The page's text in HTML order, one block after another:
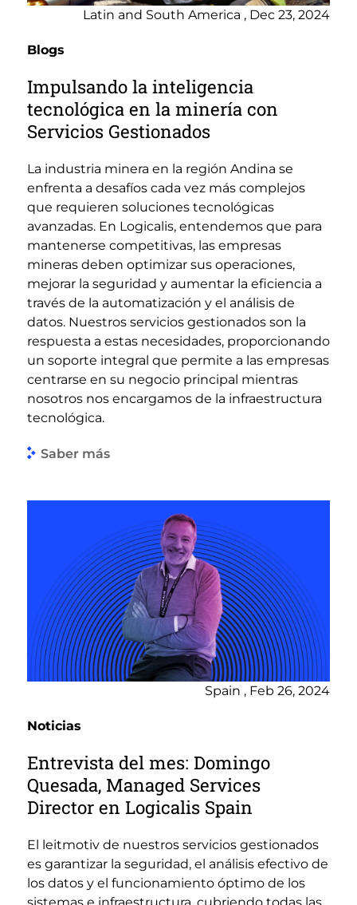
Latin and South America , Dec 23, 2024
Blogs
Impulsando la inteligencia
tecnológica en la minería con
Servicios Gestionados
La industria minera en la región Andina se
enfrenta a desafíos cada vez más complejos
que requieren soluciones tecnológicas
avanzadas. En Logicalis, entendemos que para
mantenerse competitivas, las empresas
mineras deben optimizar sus operaciones,
mejorar la seguridad y aumentar la eficiencia a
través de la automatización y el análisis de
datos. Nuestros servicios gestionados son la
respuesta a estas necesidades, proporcionando
un soporte integral que permite a las empresas
centrarse en su negocio principal mientras
nosotros nos encargamos de la infraestructura
tecnológica.
Saber más
Spain , Feb 26, 2024
Noticias
Entrevista del mes: Domingo
Quesada, Managed Services
Director en Logicalis Spain
El leitmotiv de nuestros servicios gestionados
es garantizar la seguridad, el análisis efectivo de
los datos y el funcionamiento óptimo de los